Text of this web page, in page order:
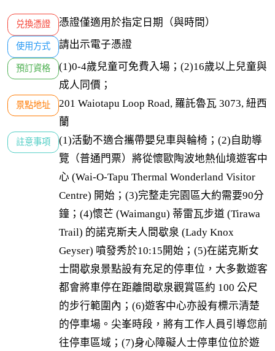
兑換憑證 憑證僅適用於指定日期（與時間）
使用方式 請出示電子憑證
預訂資格
(1)0-4歲兒童可免費入場；(2)16歲以上兒童與
成人同價；
景點地址
201 Waiotapu Loop Road, 羅託魯瓦 3073, 紐西
蘭
註意事項
(1)活動不適合攜帶嬰兒車與輪椅；(2)自助導
覽（普通門票）將從懷歐陶波地熱仙境遊客中
心 (Wai-O-Tapu Thermal Wonderland Visitor
Centre) 開始；(3)完整走完園區大約需要90分
鐘；(4)懷芒 (Waimangu) 蒂雷瓦步道 (Tirawa
Trail) 的諾克斯夫人間歇泉 (Lady Knox
Geyser) 噴發秀於10:15開始；(5)在諾克斯女
士間歇泉景點設有充足的停車位，大多數遊客
都會將車停在距離間歇泉觀賞區約 100 公尺
的步行範圍內；(6)遊客中心亦設有標示清楚
的停車場。尖峯時段，將有工作人員引導您前
往停車區域；(7)身心障礙人士停車位位於遊